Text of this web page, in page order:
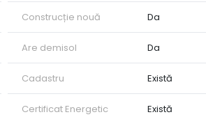
Construcție nouă Da
Are demisol Da
Cadastru Există
Certificat Energetic Există